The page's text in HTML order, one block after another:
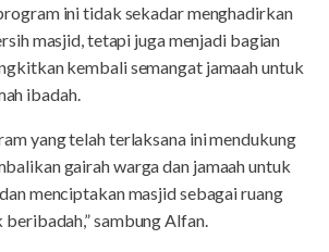
ini tidak sekadar menghadirkan
masjid, tetapi juga menjadi bagian
kembali semangat jamaah untuk
ibadah.
yang telah terlaksana ini mendukung
gairah warga dan jamaah untuk
menciptakan masjid sebagai ruang
sambung Alfan.